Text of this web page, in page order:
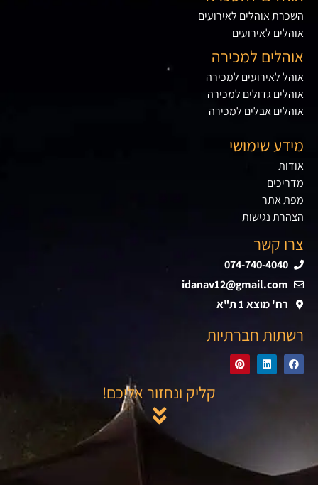
השכרת אוהלים לאירועים
אוהלים לאירועים
אוהלים למכירה
אוהל לאירועים למכירה
אוהלים גדולים למכירה
אוהלים אבלים למכירה
מידע שימושי
אודות
מדריכים
מפת אתר
הצהרת נגישות
צרו קשר
074-740-4040
idanav12@gmail.com
רח' מוצא 1 ת"א
רשתות חברתיות
קליק ונחזור אליכם!